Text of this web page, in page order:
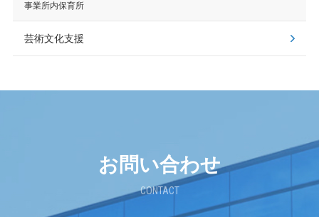
事業所内保育所
芸術文化支援
お問い合わせ
CONTACT